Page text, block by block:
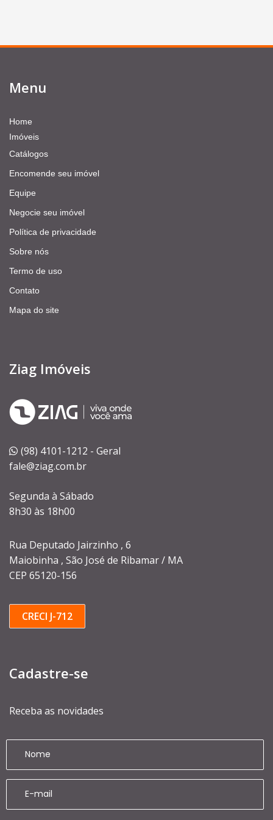
Menu
Home
Imóveis
Catálogos
Encomende seu imóvel
Equipe
Negocie seu imóvel
Política de privacidade
Sobre nós
Termo de uso
Contato
Mapa do site
Ziag Imóveis
(98) 4101-1212 - Geral
fale@ziag.com.br
Segunda à Sábado
8h30 às 18h00
Rua Deputado Jairzinho , 6
Maiobinha , São José de Ribamar / MA
CEP 65120-156
CRECI J-712
Cadastre-se
Receba as novidades